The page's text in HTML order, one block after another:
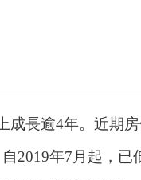
長逾4年。近期
2019年7月起，